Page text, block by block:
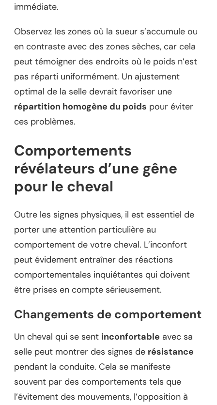
immédiate.
Observez les zones où la sueur s’accumule ou
en contraste avec des zones sèches, car cela
peut témoigner des endroits où le poids n’est
pas réparti uniformément. Un ajustement
optimal de la selle devrait favoriser une
répartition homogène du poids pour éviter
ces problèmes.
Comportements
révélateurs d’une gêne
pour le cheval
Outre les signes physiques, il est essentiel de
porter une attention particulière au
comportement de votre cheval. L’inconfort
peut évidement entraîner des réactions
comportementales inquiétantes qui doivent
être prises en compte sérieusement.
Changements de comportement
Un cheval qui se sent inconfortable avec sa
selle peut montrer des signes de résistance
pendant la conduite. Cela se manifeste
souvent par des comportements tels que
l’évitement des mouvements, l’opposition à